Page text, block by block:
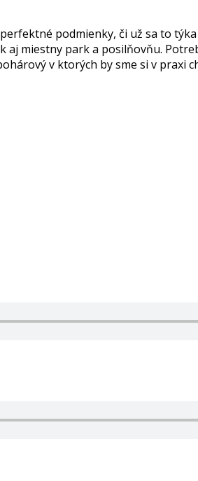
podmienky, či už sa to
aj miestny park a posilňovňu.
v ktorých by sme si v praxi